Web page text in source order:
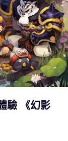
驗 《幻影